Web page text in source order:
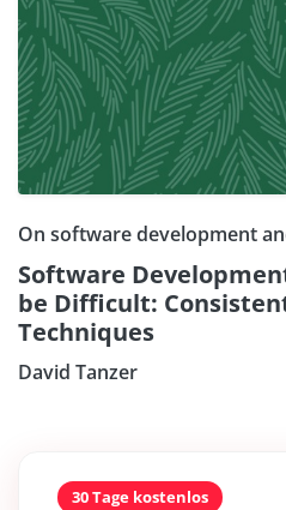
On software development
Software
be Difficult:
Techniques
David Tanzer
30 Tage kostenlos